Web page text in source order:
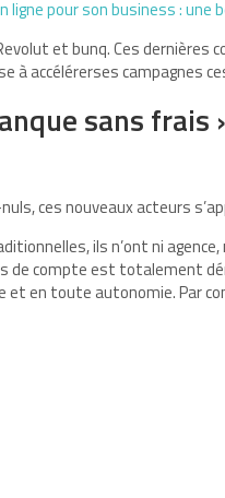
ligne pour son business : une
et bunq. Ces dernières
à accélérerses campagnes
sans frais
ces nouveaux acteurs
ils n’ont ni
de compte est totalement
et en toute autonomie. Par